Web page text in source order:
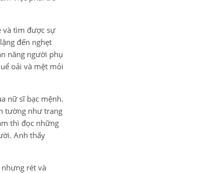
và tìm được sự
đến nghẹt
năng người phụ
oải và mệt mỏi
nữ sĩ bạc mệnh.
tường như trang
thì đọc những
Anh thấy
rét và